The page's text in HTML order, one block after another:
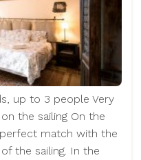
up to 3 people Very
the sailing On the
match with the
the sailing. In the